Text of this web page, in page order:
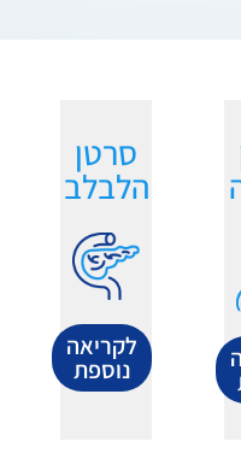
סרטן
הלבלב
לקריאה
נוספת